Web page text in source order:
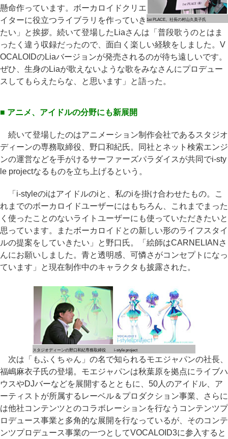
1st PLACE。社長の村山久美子氏
懸命作っています。ボーカロイドクリエ
イターに役立つライブラリを作っていき
たい」と挨拶。続いて登場したLiaさんは「普段歌うのとはま
ったく違う収録だったので、面白く楽しい経験をしました。V
OCALOIDのLiaバージョンが発売されるのが待ち遠しいです。
ぜひ、生身のLiaが歌えないような歌をみなさんにプロデュー
スしてもらえたらな、と思います」と語った。
■ アニメ、アイドルの分野にも新展開
続いて登場したのはアニメーション制作会社であるスタジオ
ディーンの専務取締役、野口和紀氏。同社とネット検索エンジ
ンの運営などを手がけるサーファーズパラダイスが共同でi-sty
le projectなるものを立ち上げるという。
「i-styleのiはアイドルのiと、私のiを掛け合わせたもの。こ
れまでのボーカロイドユーザーにはもちろん、これまでまった
く使ったことのないライトユーザーにも使っていただきたいと
思っています。またボーカロイドとの新しい形のライフスタイ
ルの提案をしていきたい」と野口氏。「絵師はCARNELIANさ
んにお願いしました。青と透明感、可憐さがコンセプトになっ
ています」と現在制作中のキャラクタも披露された。
スタジオディーンの野口和紀専務取締役 i-style project
次は「もふくちゃん」の名で知られるモエジャパンの社長、
福嶋麻衣子氏の登場。モエジャパンは秋葉原を拠点にライブハ
ウスやDJバーなどを展開するとともに、50人のアイドル、ア
ーティストが所属するレーベル＆プロダクション事業、さらに
は他社コンテンツとのコラボレーションを行なうコンテンツプ
ロデュース事業と多角的な展開を行なっているが、そのコンテ
ンツプロデュース事業の一つとしてVOCALOID3に参入すると